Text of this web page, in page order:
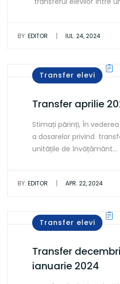
BY: EDITOR | IUL. 24, 2024
Transfer elevi
Transfer aprilie
Stimați părinți, În
a dosarelor privind
unitățile de învățământ…
BY: EDITOR | APR. 22, 2024
Transfer elevi
Transfer
ianuarie 2024